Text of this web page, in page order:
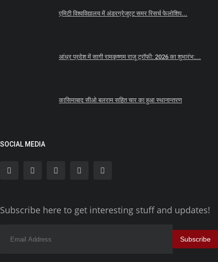
एमिटी विश्वविद्यालय में अंडरग्रेजुएट समर रिसर्च फेलोशिप...
आंध्र प्रदेश में सागी रामकृष्णम राजू ट्रॉफी: 2026 का शुभारंभ:...
कासिमाबाद सीओ बलराम सहित चार का हुआ स्थानान्तरण
SOCIAL MEDIA
Subscribe here to get interesting stuff and updates!
Subscribe